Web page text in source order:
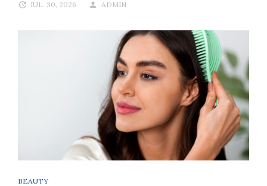
IUL. 30, 2026 ADMIN
BEAUTY